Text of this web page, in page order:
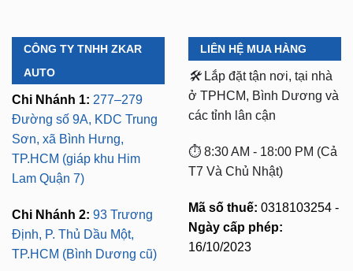
CÔNG TY TNHH ZKAR
AUTO
Chi Nhánh 1: 277–279
Đường số 9A, KDC Trung
Sơn, xã Bình Hưng,
TP.HCM (giáp khu Him
Lam Quận 7)
Chi Nhánh 2: 93 Trương
Định, P. Thủ Dầu Một,
TP.HCM (Bình Dương cũ)
LIÊN HỆ MUA HÀNG
🛠️ Lắp đặt tận nơi, tại nhà
ở TPHCM, Bình Dương và
các tỉnh lân cận
⏱️ 8:30 AM - 18:00 PM (Cả
T7 Và Chủ Nhật)
Mã số thuế: 0318103254 -
Ngày cấp phép:
16/10/2023